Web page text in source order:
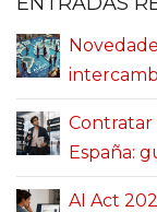
España:
AI Act